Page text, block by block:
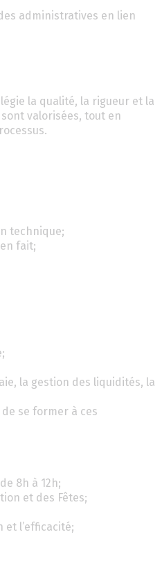
administratives en lien
la qualité, la rigueur et la
valorisées, tout en
technique;
fait;
la gestion des liquidités, la
de se former à ces
8h à 12h;
et des Fêtes;
l’efficacité;